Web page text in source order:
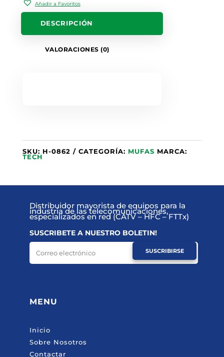
Añadir a Favoritos
DESCRIPCIÓN
VALORACIONES (0)
SKU: H-0862 CATEGORÍA: MUFAS MARCA:
TECH
Distribuidor mayorista de equipos para la
industria de las telecomunicaciones,
especializados en red (CATV – HFC – FTTx)
SUSCRIBETE A NUESTRO BOLETIN!
SUSCRIBIRSE
MENU
Inicio
Sobre Nosotros
Contactar